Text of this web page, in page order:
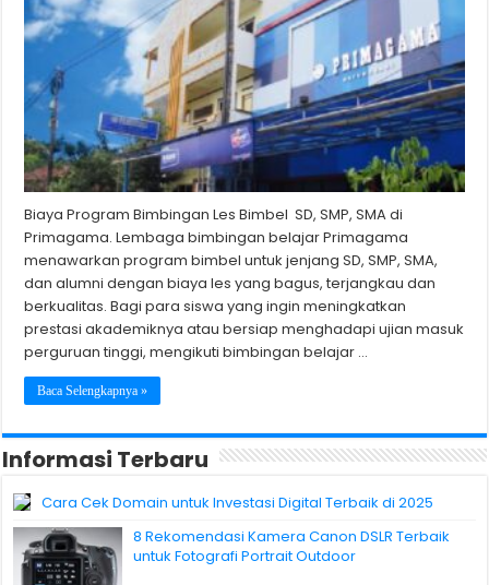
Biaya Program Bimbingan Les Bimbel SD, SMP, SMA di
Primagama. Lembaga bimbingan belajar Primagama
menawarkan program bimbel untuk jenjang SD, SMP, SMA,
dan alumni dengan biaya les yang bagus, terjangkau dan
berkualitas. Bagi para siswa yang ingin meningkatkan
prestasi akademiknya atau bersiap menghadapi ujian masuk
perguruan tinggi, mengikuti bimbingan belajar …
Baca Selengkapnya »
Informasi Terbaru
Cara Cek Domain untuk Investasi Digital Terbaik di 2025
8 Rekomendasi Kamera Canon DSLR Terbaik
untuk Fotografi Portrait Outdoor